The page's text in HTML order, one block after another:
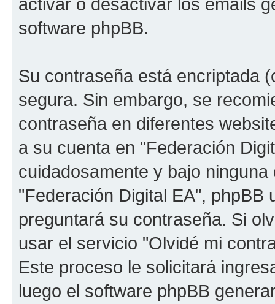
software phpBB.
Su contraseña está encriptada
segura. Sin embargo, se
contraseña en diferentes
a su cuenta en "Federación
cuidadosamente y bajo
"Federación Digital EA",
preguntará su contraseña. Si
usar el servicio "Olvidé mi
Este proceso le solicitará
luego el software phpBB